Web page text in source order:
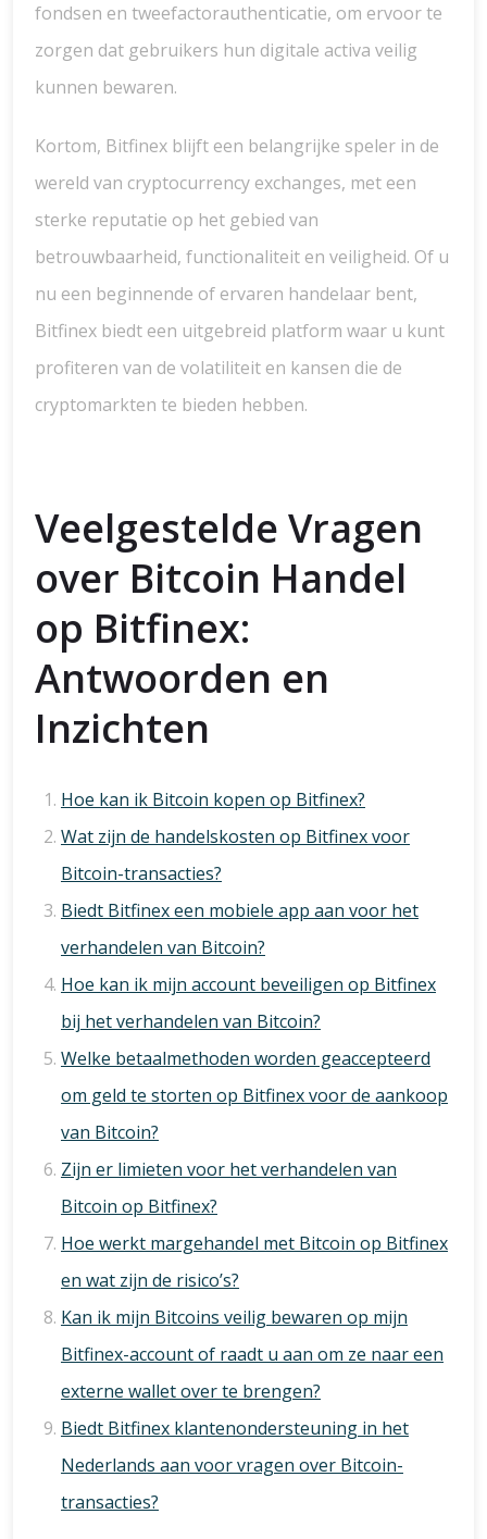
fondsen en tweefactorauthenticatie, om ervoor te
zorgen dat gebruikers hun digitale activa veilig
kunnen bewaren.
Kortom, Bitfinex blijft een belangrijke speler in de
wereld van cryptocurrency exchanges, met een
sterke reputatie op het gebied van
betrouwbaarheid, functionaliteit en veiligheid. Of u
nu een beginnende of ervaren handelaar bent,
Bitfinex biedt een uitgebreid platform waar u kunt
profiteren van de volatiliteit en kansen die de
cryptomarkten te bieden hebben.
Veelgestelde Vragen
over Bitcoin Handel
op Bitfinex:
Antwoorden en
Inzichten
Hoe kan ik Bitcoin kopen op Bitfinex?
Wat zijn de handelskosten op Bitfinex voor
Bitcoin-transacties?
Biedt Bitfinex een mobiele app aan voor het
verhandelen van Bitcoin?
Hoe kan ik mijn account beveiligen op Bitfinex
bij het verhandelen van Bitcoin?
Welke betaalmethoden worden geaccepteerd
om geld te storten op Bitfinex voor de aankoop
van Bitcoin?
Zijn er limieten voor het verhandelen van
Bitcoin op Bitfinex?
Hoe werkt margehandel met Bitcoin op Bitfinex
en wat zijn de risico’s?
Kan ik mijn Bitcoins veilig bewaren op mijn
Bitfinex-account of raadt u aan om ze naar een
externe wallet over te brengen?
Biedt Bitfinex klantenondersteuning in het
Nederlands aan voor vragen over Bitcoin-
transacties?